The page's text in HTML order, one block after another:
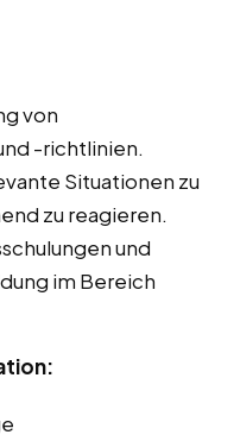
von
-richtlinien.
Situationen zu
zu reagieren.
und
im Bereich